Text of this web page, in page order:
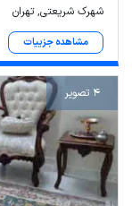
شهرک شریعتی, تهران
مشاهده جزییات
4 تصویر